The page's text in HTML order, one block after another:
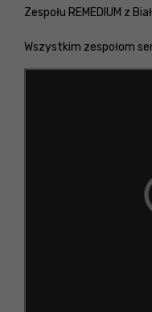
Zespołu REMEDIUM z
Wszystkim zespołom